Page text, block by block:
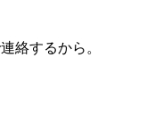
絡するから。